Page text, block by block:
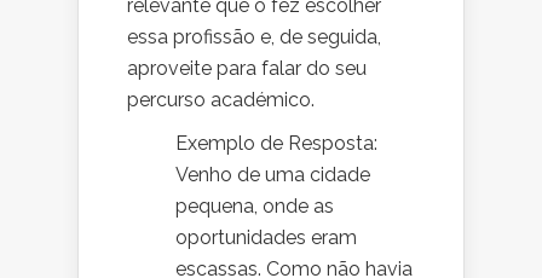
relevante que o fez escolher
essa profissão e, de seguida,
aproveite para falar do seu
percurso académico.
Exemplo de Resposta:
Venho de uma cidade
pequena, onde as
oportunidades eram
escassas. Como não havia